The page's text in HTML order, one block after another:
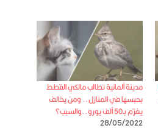
مدينة ألمانية تطالب مالكي القطط
بحبسها في المنازل.. ومن يخالف
يغرّم بـ50 ألف يورو..والسبب؟
28/05/2022